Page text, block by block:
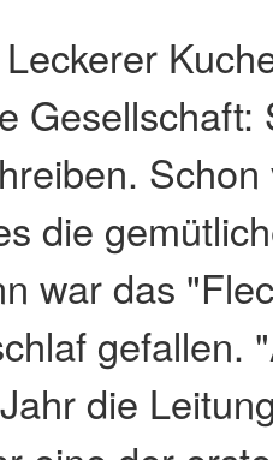
Gesellschaft:
die
war das
gefallen.
die